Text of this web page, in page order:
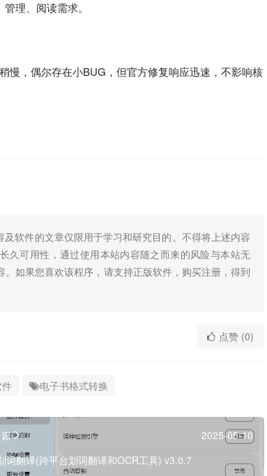
理、阅读需求。
慢，偶尔存在小BUG，但官方修复响应迅速，不影响核
软件的文章仅限用于学习和研究目的。不得将上述内容
久可用性，通过使用本站内容随之而来的风险与本站无
如果您喜欢该程序，请支持正版软件，购买注册，得到
点赞 (0)
电子书格式转换
2025-05-10
词翻译(跨平台划词翻译和OCR工具) v3.0.7